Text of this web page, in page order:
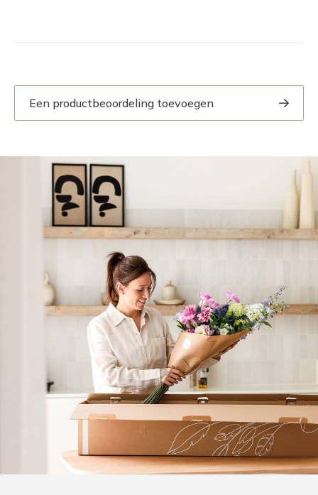
Een productbeoordeling toevoegen